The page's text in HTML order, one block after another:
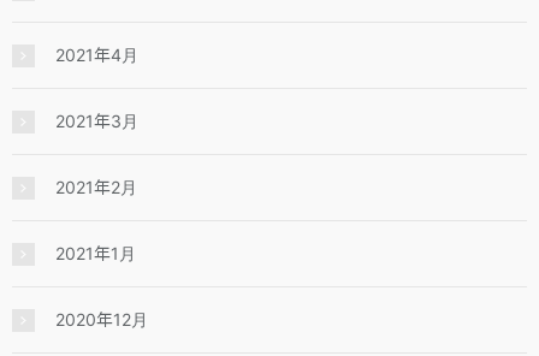
2021年4月
2021年3月
2021年2月
2021年1月
2020年12月